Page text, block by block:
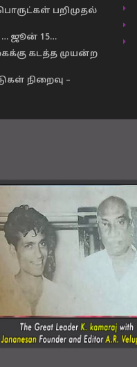
பறிமுதல்
… ஜூன் 15…
கடத்த முயன்ற
நிறைவு –